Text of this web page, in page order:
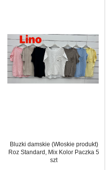
Bluzki damskie (Włoskie produkt)
Roz Standard, Mix Kolor Paczka 5
szt